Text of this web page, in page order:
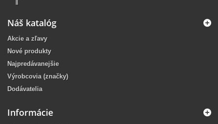
Náš katalóg
Akcie a zľavy
Nové produkty
Najpredávanejšie
Výrobcovia (značky)
Dodávatelia
Informácie